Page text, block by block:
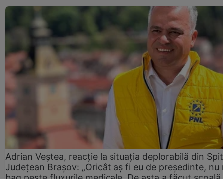
Adrian Veștea, reacție la situația deplorabilă din
Județean Brașov: „Oricât aș fi eu de președinte, nu